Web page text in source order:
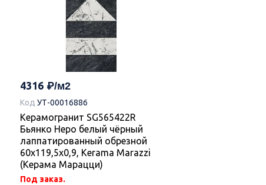
4316
Код УТ-00016886
Керамогранит SG565422R
Бьянко Неро белый чёрный
лаппатированный обрезной
60x119,5x0,9, Kerama Marazzi
(Керама Марацци)
Под заказ.